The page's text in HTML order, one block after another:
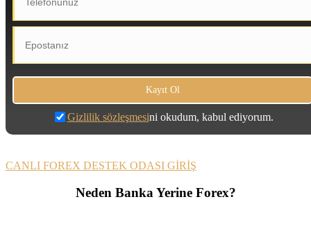
Gizlilik sözleşmesini okudum, kabul ediyorum.
CANLI FOREX DESTEK ODASI GİRİŞ
Neden Banka Yerine Forex?